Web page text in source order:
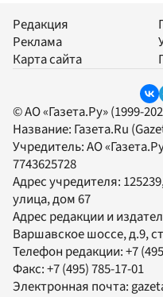
Редакция
Реклама
Карта сайта
© АО «Газета.Ру» (1999-
Название: Газета.Ru
Учредитель:АО
7743625728
Адрес учредителя:
улица, дом 67
Адрес редакции и
Варшавское шоссе, д.9,
Телефон редакции:+7
Факс:+7 (495) 785-17-01
Электронная почта: